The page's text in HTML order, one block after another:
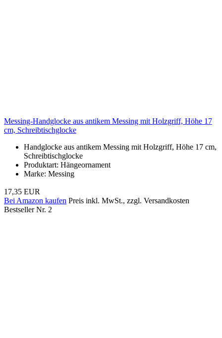
Messing-Handglocke aus antikem Messing mit Holzgriff, Höhe 17
cm, Schreibtischglocke
Handglocke aus antikem Messing mit Holzgriff, Höhe 17 cm,
Schreibtischglocke
Produktart: Hängeornament
Marke: Messing
17,35 EUR
Bei Amazon kaufen Preis inkl. MwSt., zzgl. Versandkosten
Bestseller Nr. 2